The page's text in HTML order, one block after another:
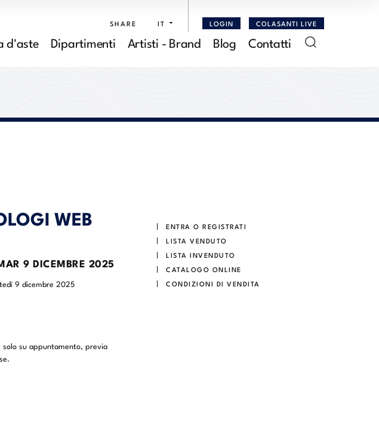
SHARE IT LOGIN COLASANTI LIVE
d'aste Dipartimenti Artisti - Brand Blog Contatti
WEB
9 DICEMBRE 2025
9 dicembre 2025
su appuntamento, previa
ENTRA O REGISTRATI
LISTA VENDUTO
LISTA INVENDUTO
CATALOGO ONLINE
CONDIZIONI DI VENDITA